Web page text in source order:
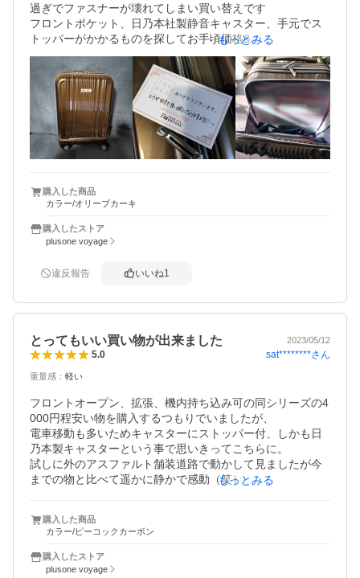
過ぎでファスナーが壊れてしまい買い替えです
フロントポケット、日乃本社製静音キャスター、手元でス
トッパーがかかるものを探してお手頃価格&ポイントが付く
のでこちらにしました
届いてみて思ってたのと違ったのは、フロントポケットで
はなくフロントオープンだったこと。前部のファスナーを
開けたらすぐ中なんですね。ちゃんと説明を見ていたの
に、ポケットだと思ってしまっていました。
今までフロントポケットに傘や水筒、エコバッグなどを入
れたいので、自作で仕切りを作り、中身の荷物と分けられ
るようにしました
す
欲を言えば、側面にも持ち手が欲しかったのと、底面に取
っ手？手を引っ掛けるところが付いてると便利なのです
が、そうなると価格もアップしてしまうと思うので、なく
もっとみる
購入した商品
カラー/オリーブカーキ
購入したストア
plusone voyage
違反報告 いいね1
とってもいい買い物が出来ました 2023/05/12
5.0 sat********さん
重量感 ： 軽い
フロントオープン、拡張、機内持ち込み可の同シリーズの4
000円程安い物を購入するつもりでいましたが、
電車移動も多いためキャスターにストッパー付、しかも日
乃本製キャスターという事で思いきってこちらに。
試しに外のアスファルト舗装道路で動かして見ましたが今
までの物と比べて遥かに静かで感動（笑）。
評。我が家にはこちらで正解だったようです。
まさかの注文翌日に届きテンション上がりました！来週の
旅行で使うのが今から楽しみです。
【追加：使用後の感想】
もっとみる
購入した商品
カラー/ピーコックカーボン
購入したストア
plusone voyage